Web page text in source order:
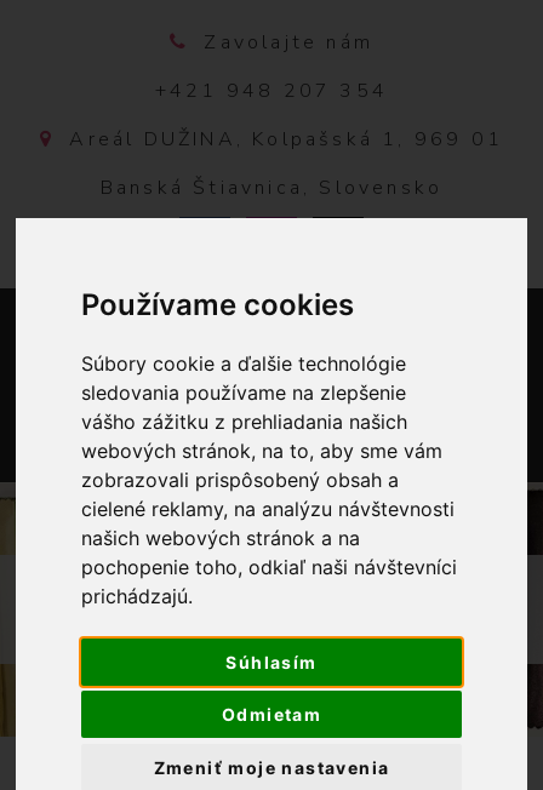
Používame cookies
Súbory cookie a ďalšie technológie
sledovania používame na zlepšenie
vášho zážitku z prehliadania našich
webových stránok, na to, aby sme vám
zobrazovali prispôsobený obsah a
cielené reklamy, na analýzu návštevnosti
našich webových stránok a na
pochopenie toho, odkiaľ naši návštevníci
prichádzajú.
Súhlasím
Odmietam
Zmeniť moje nastavenia
Zavolajte nám
+421 948 207 354
Areál DUŽINA, Kolpašská 1, 969 01
Banská Štiavnica, Slovensko
OBCHOD
GALANTÉRIA
GOMBÍK - KRÉMOVÝ SO ZLATÝM
OKRAJOM 18MM